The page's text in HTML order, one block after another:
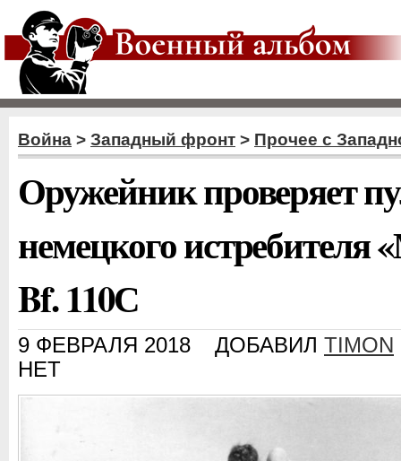
Война > Западный фронт > Прочее с
Оружейник проверяет
немецкого истребителя
Bf. 110С
9 ФЕВРАЛЯ 2018 ДОБАВИЛ TIMON
НЕТ